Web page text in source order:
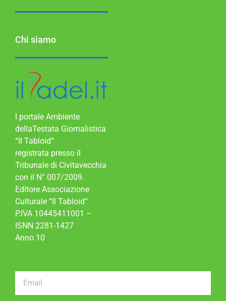
Chi siamo
l portale Ambiente
dellaTestata Giornalistica
“Il Tabloid”
registrata presso il
Tribunale di Civitavecchia
con il N° 007/2009.
Editore Associazione
Culturale “Il Tabloid”
P.IVA 10445411001 –
ISNN 2281-1427
Anno 10